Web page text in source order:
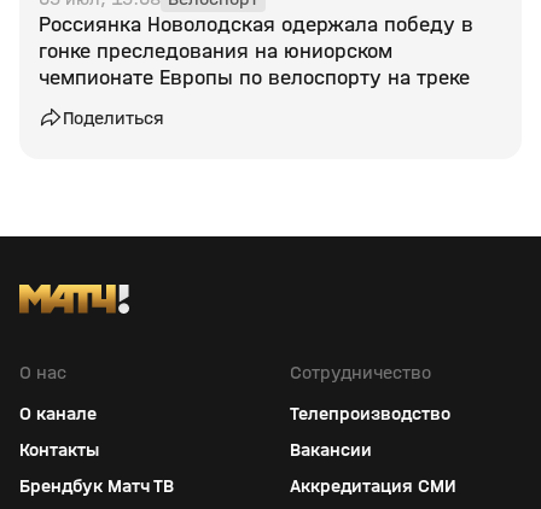
Россиянка Новолодская одержала победу в
гонке преследования на юниорском
чемпионате Европы по велоспорту на треке
Поделиться
О нас
О канале
Контакты
Брендбук Матч ТВ
Сотрудничество
Телепроизводство
Вакансии
Аккредитация СМИ